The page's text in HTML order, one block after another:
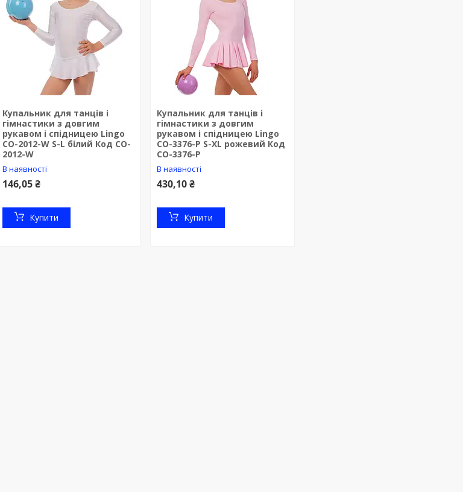
Купальник для танців і
гімнастики з довгим
рукавом і спідницею Lingo
CO-2012-W S-L білий Код CO-
2012-W
В наявності
146,05 ₴
Купити
Купальник для танців і
гімнастики з довгим
рукавом і спідницею Lingo
CO-3376-P S-XL рожевий Код
CO-3376-P
В наявності
430,10 ₴
Купити